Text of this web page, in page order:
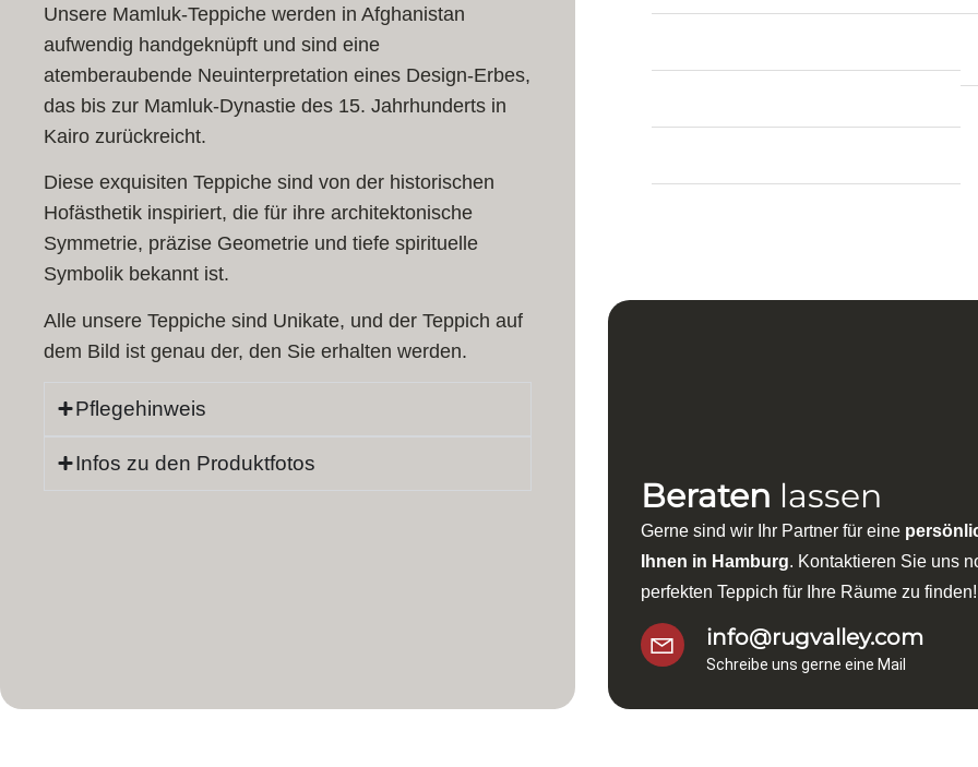
Unsere Mamluk-Teppiche werden in Afghanistan
aufwendig handgeknüpft und sind eine
atemberaubende Neuinterpretation eines Design-Erbes,
das bis zur Mamluk-Dynastie des 15. Jahrhunderts in
Kairo zurückreicht.
Diese exquisiten Teppiche sind von der historischen
Hofästhetik inspiriert, die für ihre architektonische
Symmetrie, präzise Geometrie und tiefe spirituelle
Symbolik bekannt ist.
Alle unsere Teppiche sind Unikate, und der Teppich auf
dem Bild ist genau der, den Sie erhalten werden.
Pflegehinweis
Infos zu den Produktfotos
Länge:236 cm
Breite:169 cm
Dicke:7 mm
Teppich Form:Rechteckig
Beraten lassen
Gerne sind wir Ihr Partner für eine
Ihnen in Hamburg. Kontaktieren Sie uns
perfekten Teppich für Ihre Räume zu finden!
info@rugvalley.com
Schreibe uns gerne eine Mail